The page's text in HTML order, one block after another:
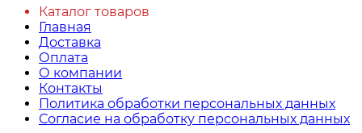
Каталог товаров
Главная
Доставка
Оплата
О компании
Контакты
Политика обработки персональных данных
Согласие на обработку персональных данных